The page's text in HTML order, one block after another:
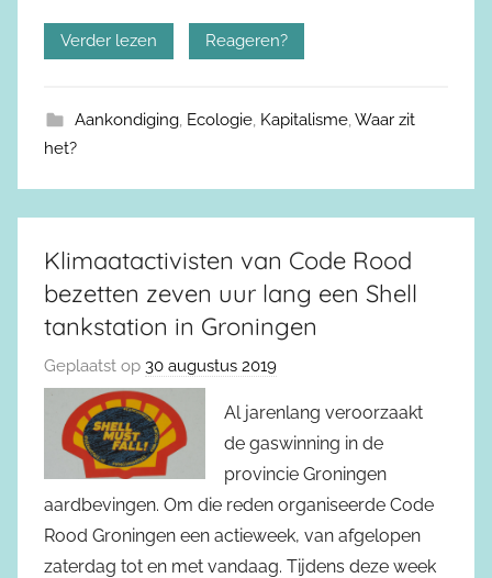
Verder lezen Reageren?
Aankondiging, Ecologie, Kapitalisme,Waar zit
het?
Klimaatactivisten van Code Rood
bezetten zeven uur lang een Shell
tankstation in Groningen
Geplaatst op 30 augustus 2019
Al jarenlang veroorzaakt
de gaswinning in de
provincie Groningen
aardbevingen. Om die reden organiseerde Code
Rood Groningen een actieweek, van afgelopen
zaterdag tot en met vandaag. Tijdens deze week